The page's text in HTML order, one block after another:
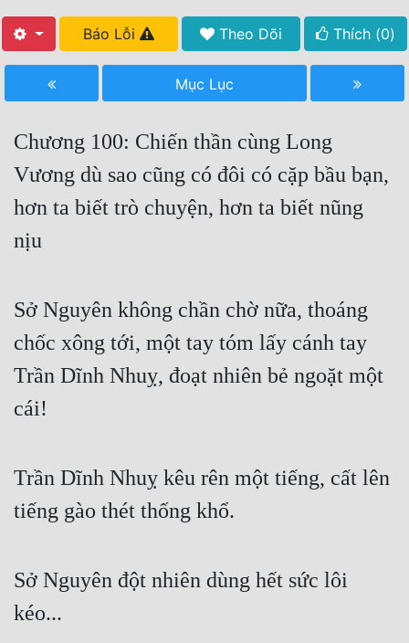
Free
Hậu Cung
Truyện Convert
Truyện ngắn
Xa Lộ Dịch
Cung Đấu
Cạnh Kỹ
Cổ Tiên Hiệp
Cổ Đại
Dã Sử
Dị Giới
Gia Đấu
Báo Lỗi Theo Dõi Thích (0)
Mục Lục
Chương 100: Chiến thần cùng Long
Vương dù sao cũng có đôi có cặp bầu bạn,
hơn ta biết trò chuyện, hơn ta biết nũng
nịu
Sở Nguyên không chần chờ nữa, thoáng
chốc xông tới, một tay tóm lấy cánh tay
Trần Dĩnh Nhuỵ, đoạt nhiên bẻ ngoặt một
cái!
Trần Dĩnh Nhuỵ kêu rên một tiếng, cất lên
tiếng gào thét thống khổ.
Sở Nguyên đột nhiên dùng hết sức lôi
kéo...